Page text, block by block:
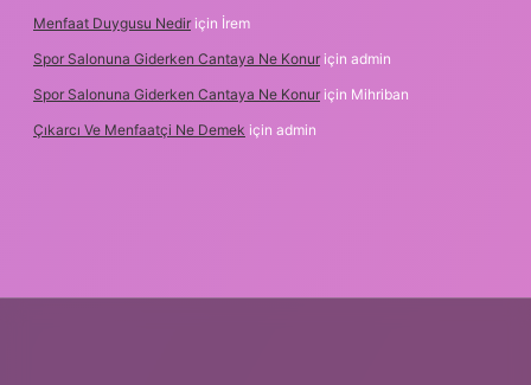
Menfaat Duygusu Nedir için İrem
Spor Salonuna Giderken Cantaya Ne Konur için admin
Spor Salonuna Giderken Cantaya Ne Konur için Mihriban
Çıkarcı Ve Menfaatçi Ne Demek için admin